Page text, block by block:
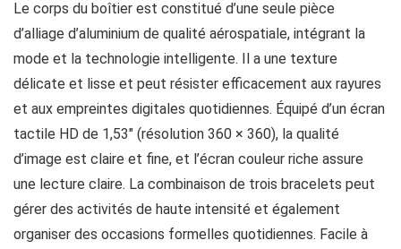
Le corps du boîtier est constitué d’une seule pièce
d’alliage d’aluminium de qualité aérospatiale, intégrant la
mode et la technologie intelligente. Il a une texture
délicate et lisse et peut résister efficacement aux rayures
et aux empreintes digitales quotidiennes. Équipé d’un écran
tactile HD de 1,53″ (résolution 360 × 360), la qualité
d’image est claire et fine, et l’écran couleur riche assure
une lecture claire. La combinaison de trois bracelets peut
gérer des activités de haute intensité et également
organiser des occasions formelles quotidiennes. Facile à